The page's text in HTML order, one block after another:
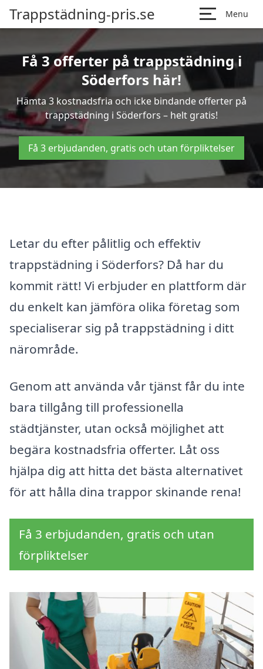
Trappstädning-pris.se Menu
Få 3 offerter på trappstädning i
Söderfors här!
Hämta 3 kostnadsfria och icke bindande offerter på
trappstädning i Söderfors – helt gratis!
Få 3 erbjudanden, gratis och utan förpliktelser
Letar du efter pålitlig och effektiv
trappstädning i Söderfors? Då har du
kommit rätt! Vi erbjuder en plattform där
du enkelt kan jämföra olika företag som
specialiserar sig på trappstädning i ditt
närområde.
Genom att använda vår tjänst får du inte
bara tillgång till professionella
städtjänster, utan också möjlighet att
begära kostnadsfria offerter. Låt oss
hjälpa dig att hitta det bästa alternativet
för att hålla dina trappor skinande rena!
Få 3 erbjudanden, gratis och utan
förpliktelser